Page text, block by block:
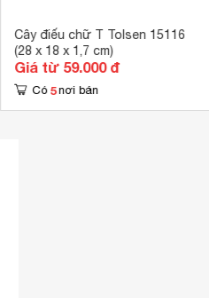
Cây điếu chữ T Tolsen 15116
(28 x 18 x 1,7 cm)
Giá từ 59.000 đ
Có 5 nơi bán